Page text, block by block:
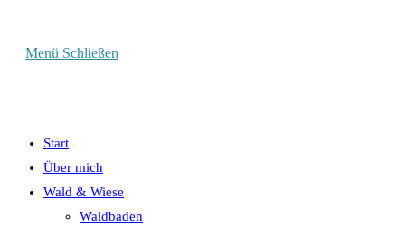
Menü Schließen
Start
Über mich
Wald & Wiese
Waldbaden